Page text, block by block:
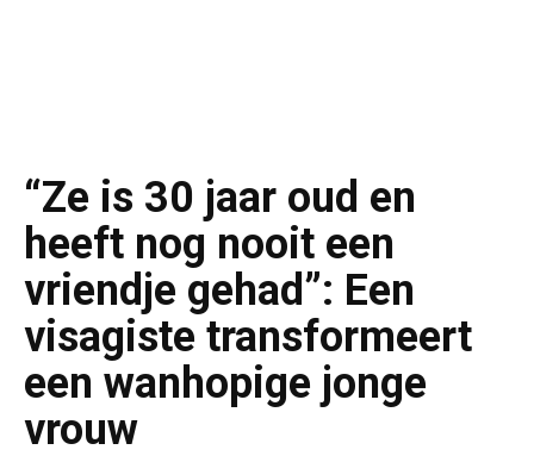
“Ze is 30 jaar oud en
heeft nog nooit een
vriendje gehad”: Een
visagiste transformeert
een wanhopige jonge
vrouw